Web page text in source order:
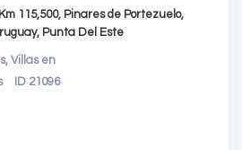
115,500, Pinares de Portezuelo,
Punta Del Este
, Villasen
ID 21096